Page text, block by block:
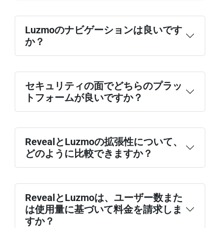
Luzmoのナビゲーションは良いです
か？
セキュリティの面でどちらのプラッ
トフォームが良いですか？
RevealとLuzmoの拡張性について、
どのように比較できますか？
RevealとLuzmoは、ユーザー数また
は使用量に基づいて料金を請求しま
すか？